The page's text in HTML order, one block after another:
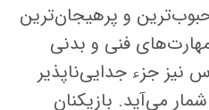
و پرهیجان‌ترین
مهارت‌های فنی و بدنی
نیز جزء جدایی‌ناپذیر
می‌آید. بازیکنان